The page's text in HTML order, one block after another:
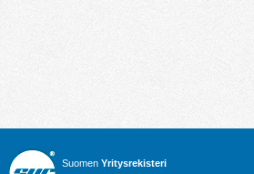
Suomen Yritysrekisteri